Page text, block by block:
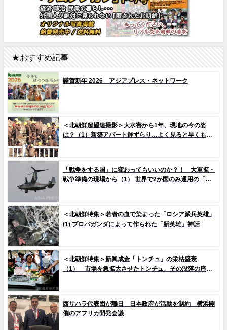
★おすすめ記事
謹賀新年 2026 アジアプレス・ネットワーク
＜北朝鮮超望遠撮影＞大水害から1年、現地の今の姿
は？（1）新築アパート群ずらり…よく見ると早くもタ
「戦争をする国」に変わってもいいのか？！ 大軍拡・
戦争準備の現場から（1） 世界で2か国のみ運用の「欠
＜北朝鮮特集＞若者の血で染まった「ロシア派兵英雄」
(1) プロパガンダによって作られた「新英雄」神話
＜北朝鮮特集＞新興成金「トンチュ」の栄枯盛衰
（1） 市場を急拡大させたトンチュ、その没落の序幕
西サハラ代表団が離日 日本政府が活動を制約 横浜開
催のアフリカ開発会議